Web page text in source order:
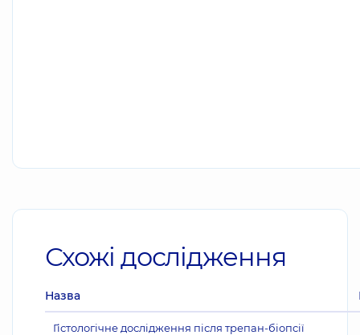
Схожі дослідження
Назва
Гістологічне дослідження після трепан-біопсії